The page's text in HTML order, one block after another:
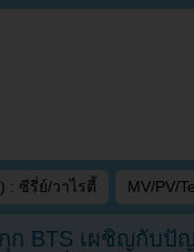
: ซีรี่ย์/วาไรตี้ MV/PV/
ก BTS เผชิญกับปั